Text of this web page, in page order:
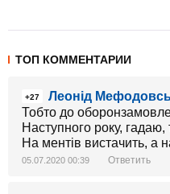
ТОП КОММЕНТАРИИ
+27
Леонід
Тобто до
Наступного року,
На ментів вистачить, а
05.07.2020 00:39 Ответить